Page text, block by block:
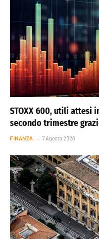
STOXX 600, utili attesi
secondo trimestre
FINANZA 7 Agosto 2026